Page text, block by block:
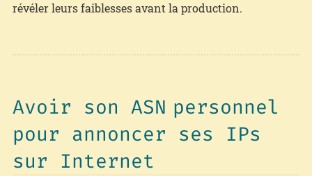
révéler leurs faiblesses avant la production.
Avoir son ASN personnel
pour annoncer ses IPs
sur Internet